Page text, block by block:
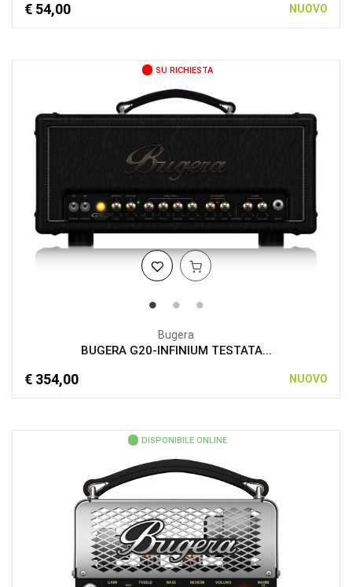
€ 54,00 NUOVO
SU RICHIESTA
Bugera
BUGERA G20-INFINIUM TESTATA...
€ 354,00 NUOVO
DISPONIBILE ONLINE